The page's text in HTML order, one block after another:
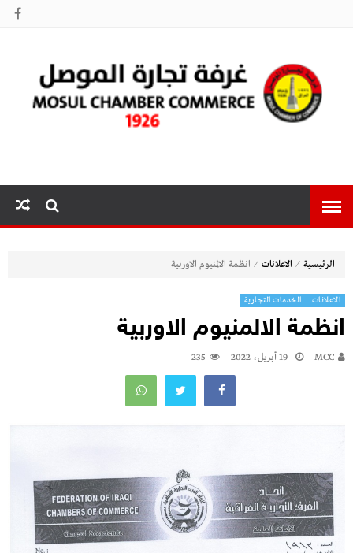
الموصل
الرئيسية ⁄ الاعلانات ⁄ انظمة الالمنيوم الاوربية
الاعلانات الخدمات التجارية
انظمة الالمنيوم الاوربية
MCC 19 أبريل، 2022 235